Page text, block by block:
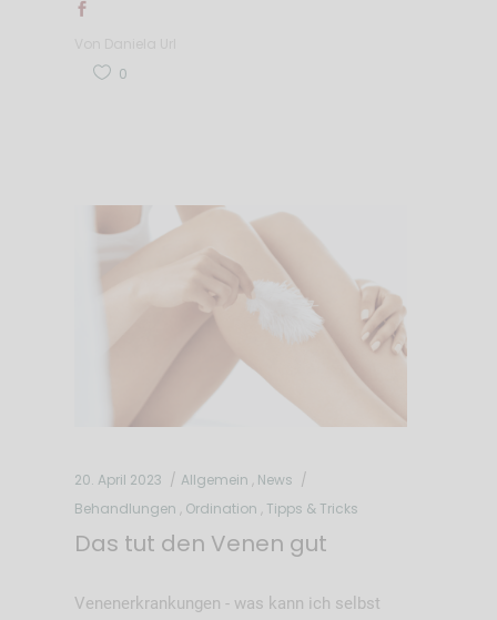
0
20. April 2023 Allgemein , News
Behandlungen , Ordination , Tipps & Tricks
Das tut den Venen gut
Venenerkrankungen - was kann ich selbst